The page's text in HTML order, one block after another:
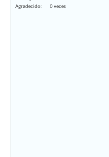
Agradecido
0 veces